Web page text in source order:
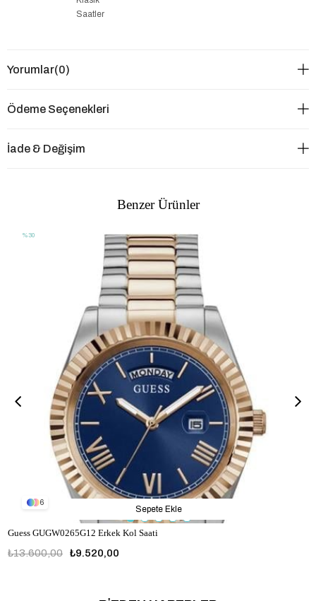
Saatler
Yorumlar(0)
Ödeme Seçenekleri
İade & Değişim
Benzer Ürünler
6
Guess GUGW0265G12 Erkek Kol Saati
₺9.520,00
₺13.600,00
Sepete Ekle
%30